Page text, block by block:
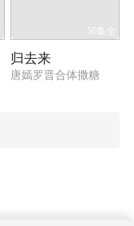
50集全
归去来
唐嫣罗晋合体撒糖